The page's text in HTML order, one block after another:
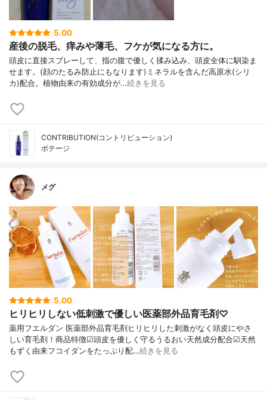
5.00
産後の脱毛、痒みや薄毛、フケが気になる方に。
頭皮に直接スプレーして、指の腹で優しく揉み込み、頭皮全体に馴染ま
せます。(顔のたるみ防止にもなります)ミネラルを含んだ高原水(シリ
カ)配合。植物由来の有効成分が…続きを見る
CONTRIBUTION(コントリビューション)
ボテージ
メグ
5.00
ヒリヒリしない低刺激で優しい医薬部外品育毛剤♡
薬用フエルダン 医薬部外品育毛剤ヒリヒリした刺激がなく頭皮にやさ
しい育毛剤！商品特徴☑頭皮を優しく守るうるおい天然成分配合☑天然
もずく由来フコイダンをたっぷり配…続きを見る